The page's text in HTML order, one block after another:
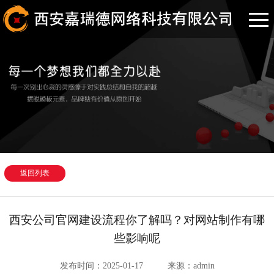
返回列表
西安公司官网建设流程你了解吗？对网站制作有哪
些影响呢
发布时间：2025-01-17 来源：admin